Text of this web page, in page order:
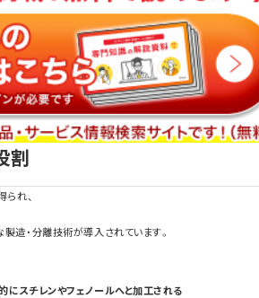
割
れ、
造・分離技術が導入されています。
にスチレンやフェノールへと加工される